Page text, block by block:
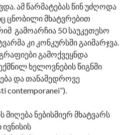
ამ წარმატებას წინ უძღოდა
ცნობილი მხატვრებით
გამოარჩია 50 საუკეთესო
კი კონკურსში გაიმარჯვა.
გამოქვეყნდა
ხელოვნების წიგნში
და თანამედროვე
contemporanei”).
ნებისმიერ მხატვარს